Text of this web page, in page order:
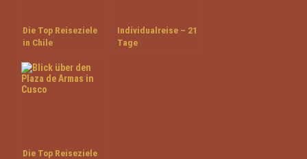
Die Top Reiseziele
in Chile
Individualreise – 21
Tage
Die Top Reiseziele